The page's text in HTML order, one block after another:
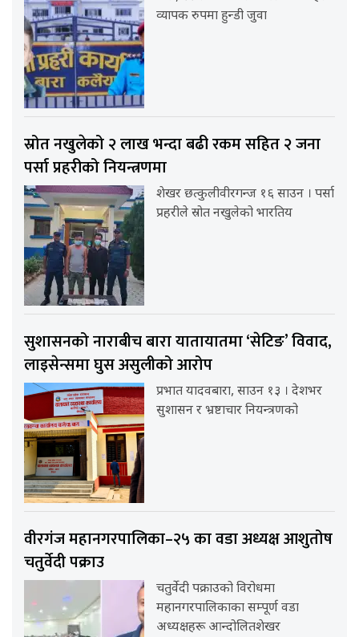
व्यापक रुपमा हुन्डी जुवा
स्रोत नखुलेको २ लाख भन्दा बढी रकम सहित २ जना
पर्सा प्रहरीको नियन्त्रणमा
शेखर छत्कुलीवीरगन्ज १६ साउन । पर्सा
प्रहरीले स्रोत नखुलेको भारतिय
सुशासनको नाराबीच बारा यातायातमा ‘सेटिङ’ विवाद,
लाइसेन्समा घुस असुलीको आरोप
प्रभात यादवबारा, साउन १३ । देशभर
सुशासन र भ्रष्टाचार नियन्त्रणको
वीरगंज महानगरपालिका–२५ का वडा अध्यक्ष आशुतोष
चतुर्वेदी पक्राउ
चतुर्वेदी पक्राउको विरोधमा
महानगरपालिकाका सम्पूर्ण वडा
अध्यक्षहरू आन्दोलितशेखर